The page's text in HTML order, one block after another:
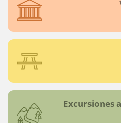
Excursiones